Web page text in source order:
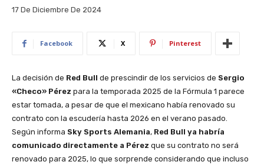
17 De Diciembre De 2024
Facebook X Pinterest
La decisión de Red Bull de prescindir de los servicios de Sergio
«Checo» Pérez para la temporada 2025 de la Fórmula 1 parece
estar tomada, a pesar de que el mexicano había renovado su
contrato con la escudería hasta 2026 en el verano pasado.
Según informa Sky Sports Alemania, Red Bull ya habría
comunicado directamente a Pérez que su contrato no será
renovado para 2025, lo que sorprende considerando que incluso